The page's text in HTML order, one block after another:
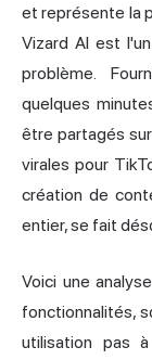
et représente la
Vizard AI est
problème.
quelques
être partagés
virales pour
création de
entier, se fait
Voici une
fonctionnalités,
utilisation pas